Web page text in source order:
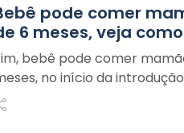
pode comer
6 meses, veja como
bebê pode comer
no início da